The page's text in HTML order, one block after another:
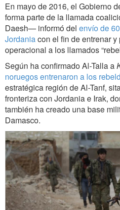
En mayo de 2016, el Gobierno
forma parte de la llamada
Daesh— informó del envío de
Jordaniacon el fin de entrenar
operacional a los llamados
Según ha confirmado Al-Talla a
noruegos entrenaron a los
estratégica región de Al-Tanf,
fronteriza con Jordania e Irak,
también ha creado una base
Damasco.